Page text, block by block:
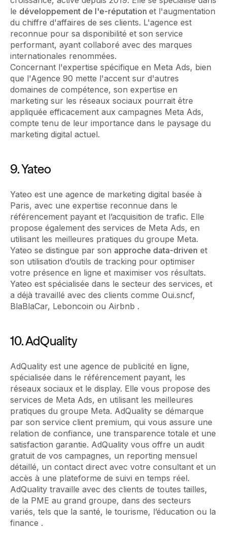
le développement de l'e-réputation et l'augmentation
du chiffre d'affaires de ses clients. L'agence est
reconnue pour sa disponibilité et son service
performant, ayant collaboré avec des marques
internationales renommées.
Concernant l'expertise spécifique en Meta Ads, bien
que l'Agence 90 mette l'accent sur d'autres
domaines de compétence, son expertise en
marketing sur les réseaux sociaux pourrait être
appliquée efficacement aux campagnes Meta Ads,
compte tenu de leur importance dans le paysage du
marketing digital actuel.
9. Yateo
Yateo est une agence de marketing digital basée à
Paris, avec une expertise reconnue dans le
référencement payant et l’acquisition de trafic. Elle
propose également des services de Meta Ads, en
utilisant les meilleures pratiques du groupe Meta.
Yateo se distingue par son approche data-driven et
son utilisation d’outils de tracking pour optimiser
votre présence en ligne et maximiser vos résultats.
Yateo est spécialisée dans le secteur des services, et
a déjà travaillé avec des clients comme Oui.sncf,
BlaBlaCar, Leboncoin ou Airbnb .
10. AdQuality
AdQuality est une agence de publicité en ligne,
spécialisée dans le référencement payant, les
réseaux sociaux et le display. Elle vous propose des
services de Meta Ads, en utilisant les meilleures
pratiques du groupe Meta. AdQuality se démarque
par son service client premium, qui vous assure une
relation de confiance, une transparence totale et une
satisfaction garantie. AdQuality vous offre un audit
gratuit de vos campagnes, un reporting mensuel
détaillé, un contact direct avec votre consultant et un
accès à une plateforme de suivi en temps réel.
AdQuality travaille avec des clients de toutes tailles,
de la PME au grand groupe, dans des secteurs
variés, tels que la santé, le tourisme, l’éducation ou la
finance .